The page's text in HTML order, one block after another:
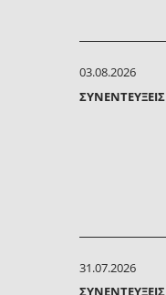
03.08.2026
ΣΥΝΕΝΤΕΎΞΕΙΣ
31.07.2026
ΣΥΝΕΝΤΕΎΞΕΙΣ